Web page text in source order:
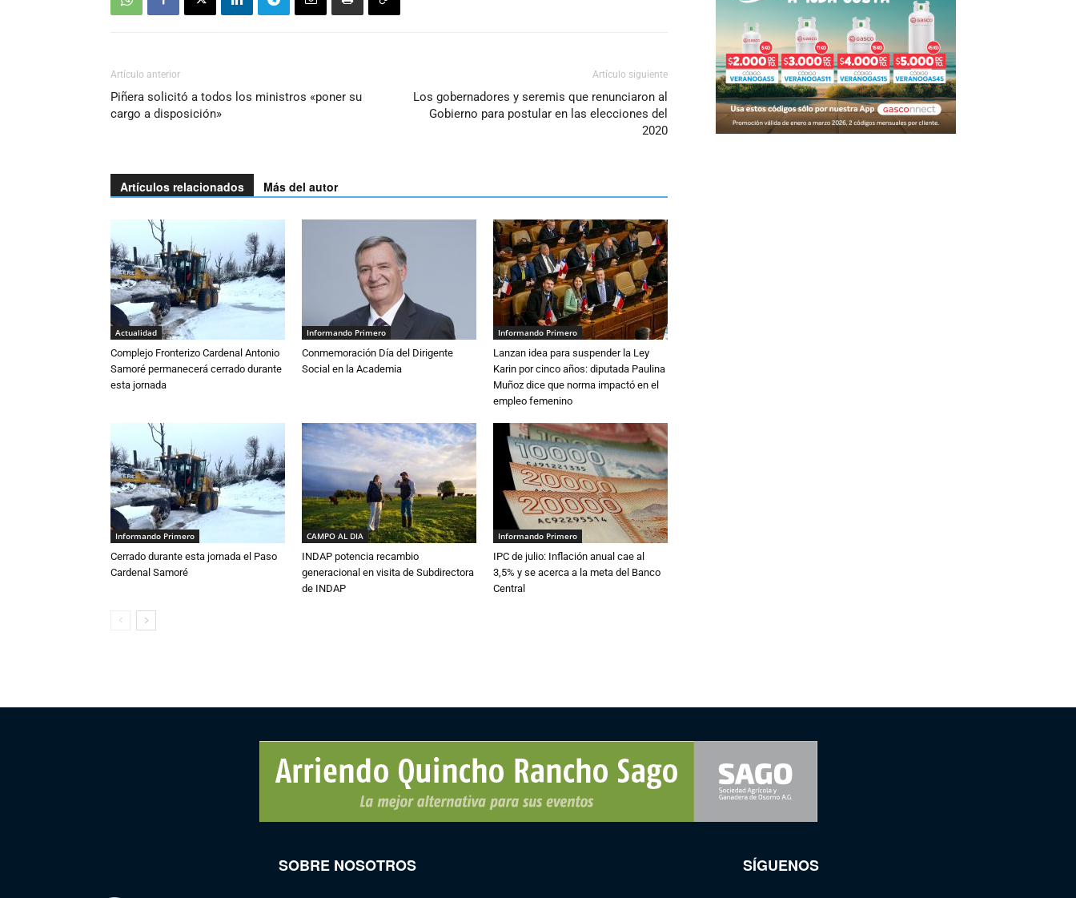
Artículo anterior
Piñera solicitó a todos los ministros «poner su
cargo a disposición»
Artículo siguiente
Los gobernadores y seremis que renunciaron al
Gobierno para postular en las elecciones del
2020
Artículos relacionados Más del autor
Actualidad
Complejo Fronterizo Cardenal Antonio
Samoré permanecerá cerrado durante
esta jornada
Informando Primero
Conmemoración Día del Dirigente
Social en la Academia
Informando Primero
Lanzan idea para suspender la Ley
Karin por cinco años: diputada Paulina
Muñoz dice que norma impactó en el
empleo femenino
Informando Primero
Cerrado durante esta jornada el Paso
Cardenal Samoré
CAMPO AL DIA
INDAP potencia recambio
generacional en visita de Subdirectora
de INDAP
Informando Primero
IPC de julio: Inflación anual cae al
3,5% y se acerca a la meta del Banco
Central
SOBRE NOSOTROS SÍGUENOS